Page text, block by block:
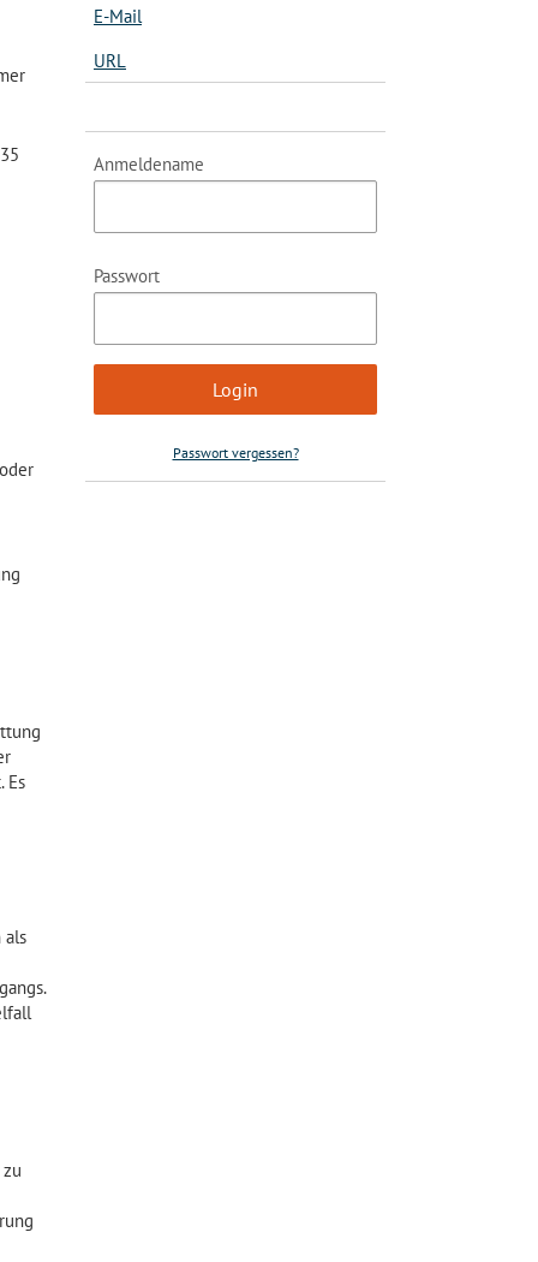
Es
als
E-Mail
URL
Anmeldename
Passwort
Passwort vergessen?